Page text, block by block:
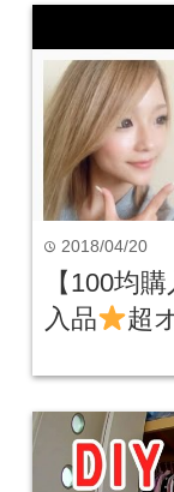
time 2018/04/20
【100均
入品
超